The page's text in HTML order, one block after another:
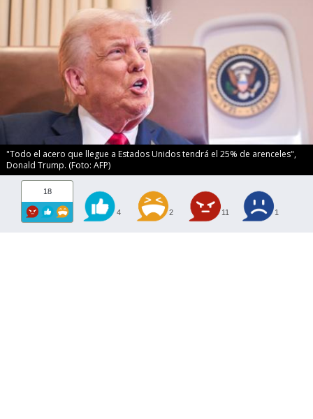
"Todo el acero que llegue a Estados Unidos tendrá el 25% de arenceles",
Donald Trump. (Foto: AFP)
18
4 2 11 1